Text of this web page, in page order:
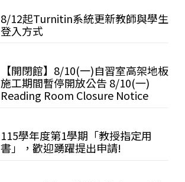
8/12起Turnitin系統更新教師與學生
登入方式
【開閉館】8/10(一)自習室高架地板
施工期間暫停開放公告 8/10(一)
Reading Room Closure Notice
115學年度第1學期「教授指定用
書」，歡迎踴躍提出申請!